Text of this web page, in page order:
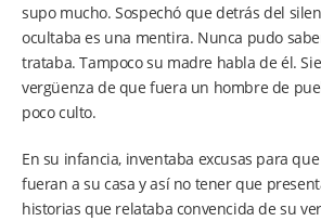
supo mucho. Sospechó que detrás del
ocultaba es una mentira. Nunca pudo
trataba. Tampoco su madre habla de él.
vergüenza de que fuera un hombre de
poco culto.
En su infancia, inventaba excusas para
fueran a su casa y así no tener que
historias que relataba convencida de su